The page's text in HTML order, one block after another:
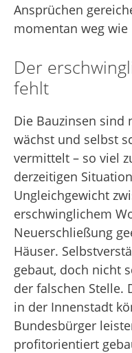
Ansprüchen
momentan weg wie
Der
fehlt
Die Bauzinsen sind
wächst und selbst
vermittelt – so viel
derzeitigen
Ungleichgewicht
erschwinglichem
Neuerschließung
Häuser.
gebaut, doch nicht
der falschen Stelle.
in der Innenstadt
Bundesbürger
profitorientiert